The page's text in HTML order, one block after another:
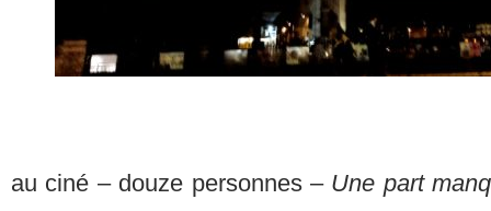
au ciné – douze personnes – Une part